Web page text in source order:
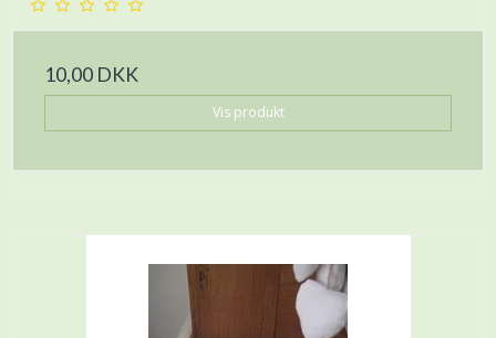
10,00 DKK
Vis produkt